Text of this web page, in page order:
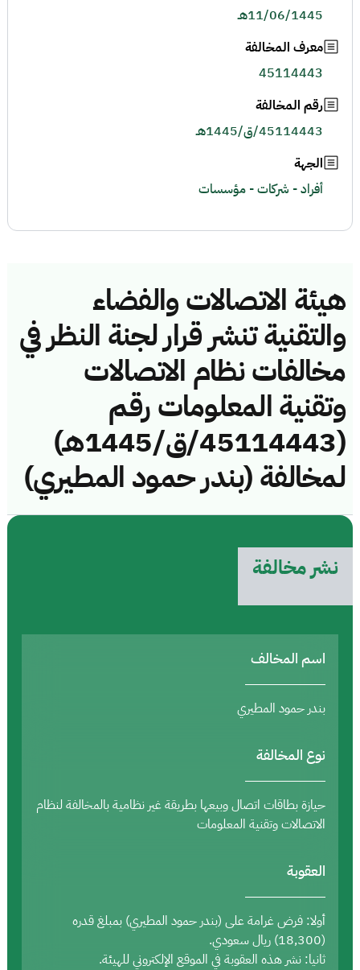
هيئة الاتصالات والفضاء
والتقنية تنشر قرار لجنة النظر في
مخالفات نظام الاتصالات
وتقنية المعلومات رقم
(45114443/ق/1445هـ)
لمخالفة (بندر حمود المطيري)
نشر مخالفة
اسم المخالف
بندر حمود المطيري
نوع المخالفة
حيازة بطاقات اتصال وبيعها بطريقة غير نظامية بالمخالفة لنظام
الاتصالات وتقنية المعلومات
العقوبة
أولا: فرض غرامة على (بندر حمود المطيري) بمبلغ قدره
(18,300) ريال سعودي.
ثانيا: نشر هذه العقوبة في الموقع الإلكتروني للهيئة.
11/06/1445هـ
معرف المخالفة
45114443
رقم المخالفة
45114443/ق/1445هـ
الجهة
أفراد - شركات - مؤسسات